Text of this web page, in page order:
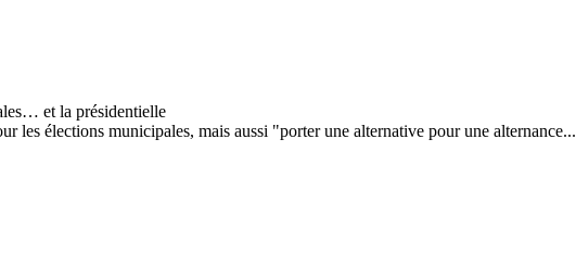
les élections municipales, mais aussi "porter une alternative pour une alternance...